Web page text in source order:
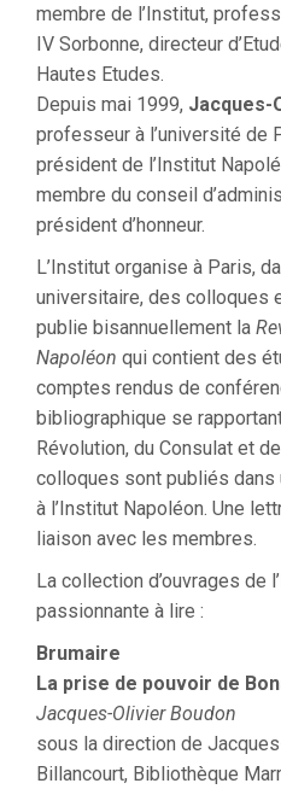
membre de l’Institut,
IV Sorbonne, directeur
Hautes Etudes.
Depuis mai 1999, Jacques-
professeur à l’université de
président de l’Institut
membre du conseil
président d’honneur.
L’Institut organise à Paris,
universitaire, des colloques
publie bisannuellement la
Napoléon qui contient des
comptes rendus de
bibliographique se
Révolution, du Consulat et
colloques sont publiés
à l’Institut Napoléon. Une
liaison avec les membres.
La collection d’ouvrages de
passionnante à lire :
Brumaire
La prise de pouvoir de
Jacques-Olivier Boudon
sous la direction de
Billancourt, Bibliothèque